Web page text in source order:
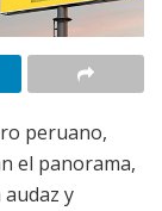
peruano,
el panorama,
y